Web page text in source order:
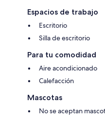
Espacios de trabajo
Escritorio
Silla de escritorio
Para tu comodidad
Aire acondicionado
Calefacción
Mascotas
No se aceptan